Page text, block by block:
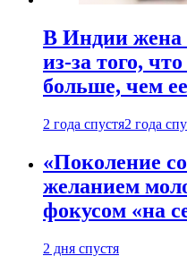
В Индии жена
из-за того,
больше, чем ее
2 года спустя2 года
«Поколение
желанием
фокусом «на
2 дня спустя